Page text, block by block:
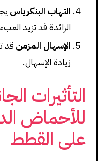
التهاب البنكرياس
الزائدة قد تزيد
الإسهال المزمن قد
زيادة الإسهال.
التأثيرات
للأحماض
على القطط